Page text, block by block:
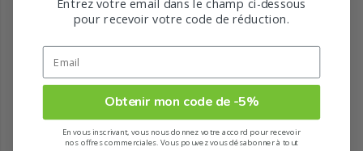
pour recevoir votre code de réduction.
Obtenir mon code de -5%
En vous inscrivant, vous nous donnez votre accord pour recevoir
nos offres commerciales. Vous pouvez vous désabonner à tout